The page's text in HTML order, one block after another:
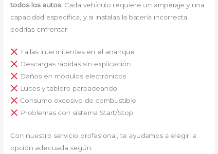
todos los autos. Cada vehículo requiere un amperaje y una
capacidad específica, y si instalas la batería incorrecta,
podrías enfrentar:
Fallas intermitentes en el arranque
Descargas rápidas sin explicación
Daños en módulos electrónicos
Luces y tablero parpadeando
Consumo excesivo de combustible
Problemas con sistema Start/Stop
Con nuestro servicio profesional, te ayudamos a elegir la
opción adecuada según: